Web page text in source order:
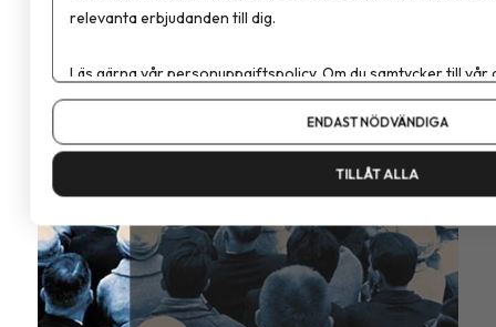
relevanta erbjudanden till dig.
Läs gärna vårpersonuppgiftspolicy. Om du samtycker till vår
Om du vill ändra ditt val i efterhand hittar du den möjligheten
ENDAST NÖDVÄNDIGA
TILLÅT ALLA